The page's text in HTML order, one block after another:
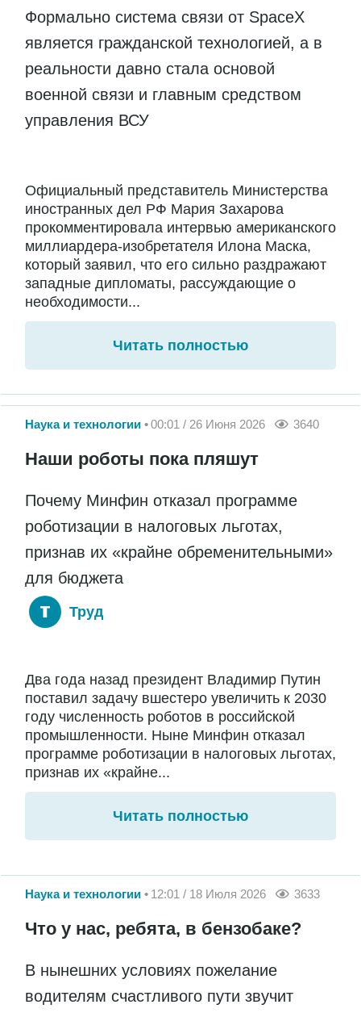
Формально система связи от SpaceX
является гражданской технологией, а в
реальности давно стала основой
военной связи и главным средством
управления ВСУ
Официальный представитель Министерства
иностранных дел РФ Мария Захарова
прокомментировала интервью американского
миллиардера-изобретателя Илона Маска,
который заявил, что его сильно раздражают
западные дипломаты, рассуждающие о
необходимости...
Читать полностью
Наука и технологии 00:01 / 26 Июня 2026 3640
Наши роботы пока пляшут
Почему Минфин отказал программе
роботизации в налоговых льготах,
признав их «крайне обременительными»
для бюджета
Труд
Два года назад президент Владимир Путин
поставил задачу вшестеро увеличить к 2030
году численность роботов в российской
промышленности. Ныне Минфин отказал
программе роботизации в налоговых льготах,
признав их «крайне...
Читать полностью
Наука и технологии 12:01 / 18 Июля 2026 3633
Что у нас, ребята, в бензобаке?
В нынешних условиях пожелание
водителям счастливого пути звучит